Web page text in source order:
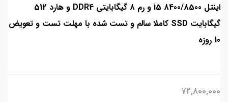
اینتل i5 8400/8500 و رم 8 گیگابایتی DDR4 و هارد 512
گیگابایت SSD کاملا سالم و تست شده با مهلت تست و تعویض
10 روزه
72,800,000